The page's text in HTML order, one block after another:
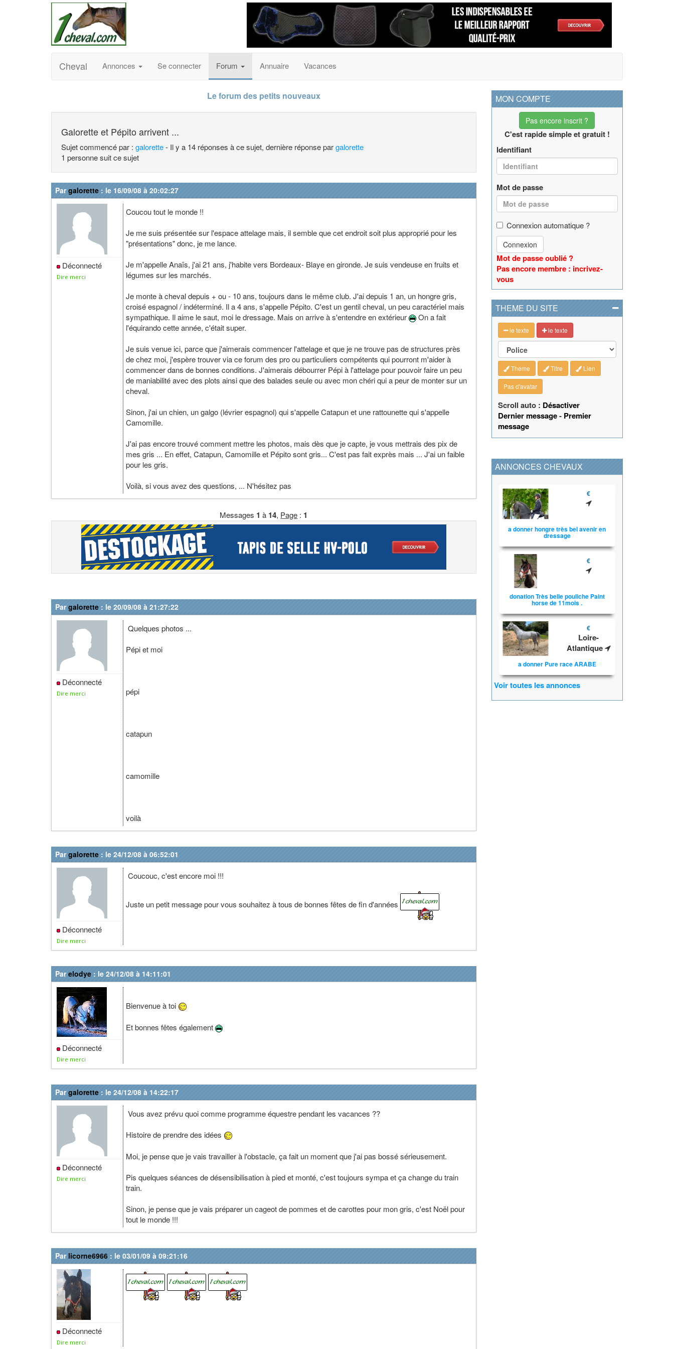
Cheval Annonces Se connecter Forum Annuaire Vacances
Le forum des petits nouveaux
Galorette et Pépito arrivent ...
Sujet commencé par : galorette- Il y a 14 réponses à ce sujet, dernière réponse pargalorette
1 personne suit ce sujet
Pargalorette : le 16/09/08 à 20:02:27
Déconnecté
Dire merci
Coucou tout le monde !!
Je me suis présentée sur l'espace attelage mais, il semble que cet endroit soit plus approprié pour les
"présentations" donc, je me lance.
Je m'appelle Anaïs, j'ai 21 ans, j'habite vers Bordeaux- Blaye en gironde. Je suis vendeuse en fruits et
légumes sur les marchés.
Je monte à cheval depuis + ou - 10 ans, toujours dans le même club. J'ai depuis 1 an, un hongre gris,
croisé espagnol / indéterminé. Il a 4 ans, s'appelle Pépito. C'est un gentil cheval, un peu caractériel mais
sympathique. Il aime le saut, moi le dressage. Mais on arrive à s'entendre en extérieur
On a fait
l'équirando cette année, c'était super.
Je suis venue ici, parce que j'aimerais commencer l'attelage et que je ne trouve pas de structures près
de chez moi, j'espère trouver via ce forum des pro ou particuliers compétents qui pourront m'aider à
commencer dans de bonnes conditions. J'aimerais débourrer Pépi à l'attelage pour pouvoir faire un peu
de maniabilité avec des plots ainsi que des balades seule ou avec mon chéri qui a peur de monter sur un
cheval.
Sinon, j'ai un chien, un galgo (lévrier espagnol) qui s'appelle Catapun et une rattounette qui s'appelle
Camomille.
J'ai pas encore trouvé comment mettre les photos, mais dès que je capte, je vous mettrais des pix de
mes gris ... En effet, Catapun, Camomille et Pépito sont gris... C'est pas fait exprès mais ... J'ai un faible
pour les gris.
Voilà, si vous avez des questions, ... N'hésitez pas
Messages 1 à 14, Page : 1
Pargalorette : le 20/09/08 à 21:27:22
Déconnecté
Dire merci
Quelques photos ...
Pépi et moi
pépi
catapun
camomille
voilà
Pargalorette : le 24/12/08 à 06:52:01
Déconnecté
Dire merci
Coucouc, c'est encore moi !!!
Juste un petit message pour vous souhaitez à tous de bonnes fêtes de fin d'années
Parelodye : le 24/12/08 à 14:11:01
Déconnecté
Dire merci
Bienvenue à toi
Et bonnes fêtes également
Pargalorette : le 24/12/08 à 14:22:17
Déconnecté
Dire merci
Vous avez prévu quoi comme programme équestre pendant les vacances ??
Histoire de prendre des idées
Moi, je pense que je vais travailler à l'obstacle, ça fait un moment que j'ai pas bossé sérieusement.
Pis quelques séances de désensibilisation à pied et monté, c'est toujours sympa et ça change du train
train.
Sinon, je pense que je vais préparer un cageot de pommes et de carottes pour mon gris, c'est Noël pour
tout le monde !!!
Par licorne6966 : le 03/01/09 à 09:21:16
Déconnecté
Dire merci
MON COMPTE
Pas encore inscrit ?
C'est rapide simple et gratuit !
Identifiant
Mot de passe
Connexion automatique ?
Connexion
Mot de passe oublié ?
Pas encore membre : incrivez-
vous
THEME DU SITE
le texte le texte
Theme Titre Lien
Pas d'avatar
Scroll auto : Désactiver
Dernier message- Premier
message
ANNONCES CHEVAUX
€
a donner hongre très bel avenir en
dressage
€
donation Très belle pouliche Paint
horse de 11mois .
€
Loire-
Atlantique
a donner Pure race ARABE
Voir toutes les annonces